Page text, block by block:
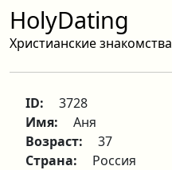
HolyDating
Христианские знакомства
ID:
3728
Имя:
Аня
Возраст:
37
Страна:
Россия